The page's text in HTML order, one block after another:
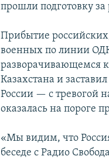
прошли подготовку
Прибытие
военных по линии
разворачивающемся
Казахстана и
России — с тревогой
оказалась на пороге
«Мы видим, что
беседе с Радио